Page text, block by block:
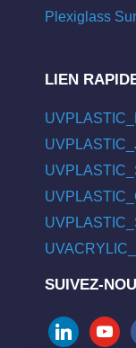
Plexiglass
LIEN
SUIVEZ-
linkedin